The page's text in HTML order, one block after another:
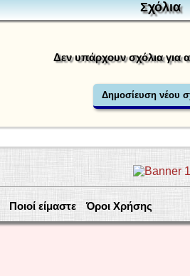
Σχόλια
Δεν υπάρχουν σχόλια για
Ποιοί είμαστε Όροι Χρήσης